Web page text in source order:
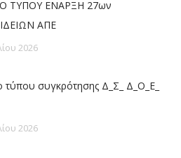
ΤΥΠΟΥ ΕΝΑΡΞΗ 27ων
ΑΠΕ
2026
τύπου συγκρότησης Δ_Σ_ Δ_Ο_Ε_
2026